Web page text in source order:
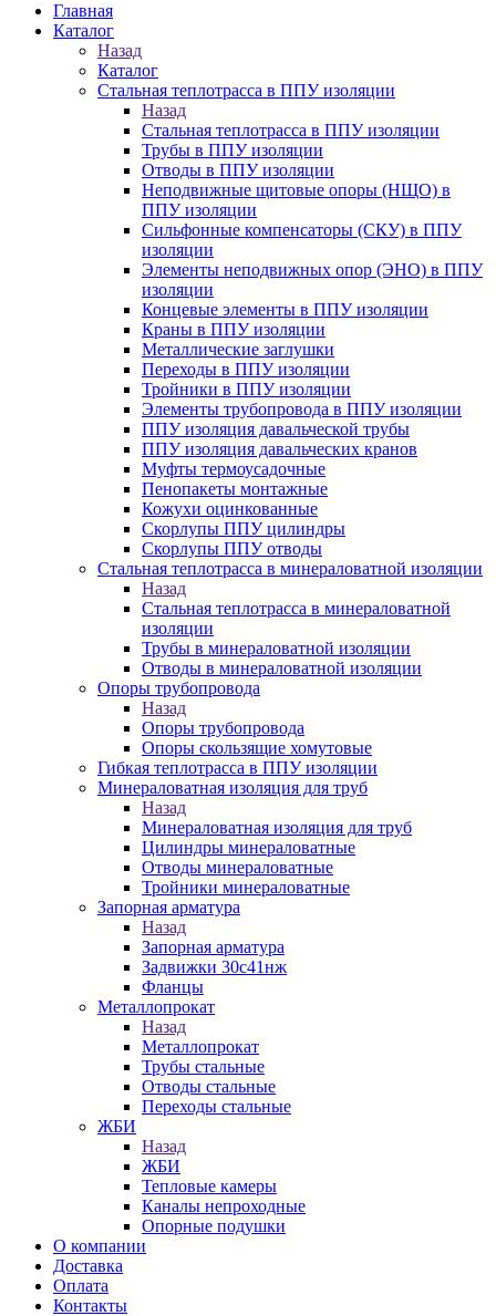
Главная
Каталог
Назад
Каталог
Стальная теплотрасса в ППУ изоляции
Назад
Стальная теплотрасса в ППУ изоляции
Трубы в ППУ изоляции
Отводы в ППУ изоляции
Неподвижные щитовые опоры (НЩО) в
ППУ изоляции
Cильфонные компенсаторы (СКУ) в ППУ
изоляции
Элементы неподвижных опор (ЭНО) в ППУ
изоляции
Концевые элементы в ППУ изоляции
Краны в ППУ изоляции
Металлические заглушки
Переходы в ППУ изоляции
Тройники в ППУ изоляции
Элементы трубопровода в ППУ изоляции
ППУ изоляция давальческой трубы
ППУ изоляция давальческих кранов
Муфты термоусадочные
Пенопакеты монтажные
Кожухи оцинкованные
Скорлупы ППУ цилиндры
Скорлупы ППУ отводы
Стальная теплотрасса в минераловатной изоляции
Назад
Стальная теплотрасса в минераловатной
изоляции
Трубы в минераловатной изоляции
Отводы в минераловатной изоляции
Опоры трубопровода
Назад
Опоры трубопровода
Опоры скользящие хомутовые
Гибкая теплотрасса в ППУ изоляции
Минераловатная изоляция для труб
Назад
Минераловатная изоляция для труб
Цилиндры минераловатные
Отводы минераловатные
Тройники минераловатные
Запорная арматура
Назад
Запорная арматура
Задвижки 30с41нж
Фланцы
Металлопрокат
Назад
Металлопрокат
Трубы стальные
Отводы стальные
Переходы стальные
ЖБИ
Назад
ЖБИ
Тепловые камеры
Каналы непроходные
Опорные подушки
О компании
Доставка
Оплата
Контакты